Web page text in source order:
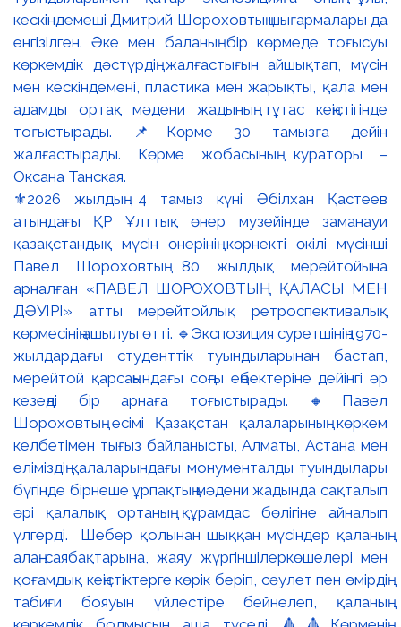
⚜️2026 жылдың 4 тамыз күні Әбілхан Қастеев
атындағы ҚР Ұлттық өнер музейінде заманауи
қазақстандық мүсін өнерінің көрнекті өкілі мүсінші
Павел Шороховтың 80 жылдық мерейтойына
арналған «ПАВЕЛ ШОРОХОВТЫҢ ҚАЛАСЫ МЕН
ДӘУІРІ» атты мерейтойлық ретроспективалық
көрмесінің ашылуы өтті. 🔹Экспозиция суретшінің 1970-
жылдардағы студенттік туындыларынан бастап,
мерейтой қарсаңындағы соңғы еңбектеріне дейінгі әр
кезеңді бір арнаға тоғыстырады. 🔸Павел
Шороховтың есімі Қазақстан қалаларының көркем
келбетімен тығыз байланысты, Алматы, Астана мен
еліміздің қалаларындағы монументалды туындылары
бүгінде бірнеше ұрпақтың мәдени жадында сақталып
әрі қалалық ортаның құрамдас бөлігіне айналып
үлгерді. Шебер қолынан шыққан мүсіндер қаланың
алаң-саябақтарына, жаяу жүргіншілеркөшелері мен
қоғамдық кеңістіктерге көрік беріп, сәулет пен өмірдің
табиғи бояуын үйлестіре бейнелеп, қаланың